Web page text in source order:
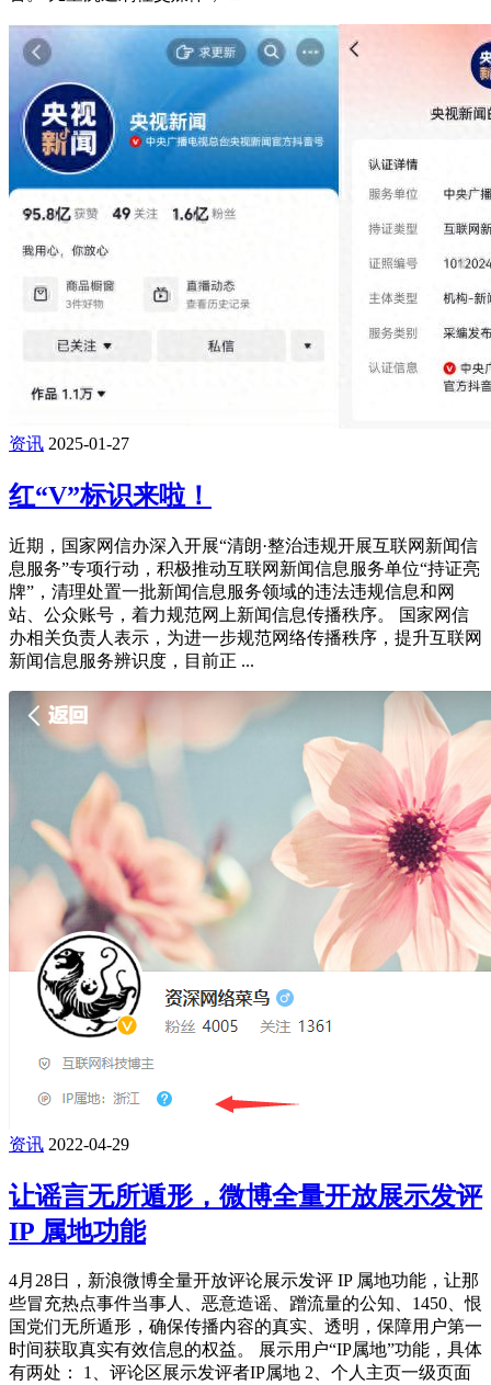
资讯 2025-01-27
红“V”标识来啦！
近期，国家网信办深入开展“清朗·整治违规开展互联网新闻信
息服务”专项行动，积极推动互联网新闻信息服务单位“持证亮
牌”，清理处置一批新闻信息服务领域的违法违规信息和网
站、公众账号，着力规范网上新闻信息传播秩序。 国家网信
办相关负责人表示，为进一步规范网络传播秩序，提升互联网
新闻信息服务辨识度，目前正 ...
资讯 2022-04-29
让谣言无所遁形，微博全量开放展示发评
IP 属地功能
4月28日，新浪微博全量开放评论展示发评 IP 属地功能，让那
些冒充热点事件当事人、恶意造谣、蹭流量的公知、1450、恨
国党们无所遁形，确保传播内容的真实、透明，保障用户第一
时间获取真实有效信息的权益。 展示用户“IP属地”功能，具体
有两处： 1、评论区展示发评者IP属地 2、个人主页一级页面